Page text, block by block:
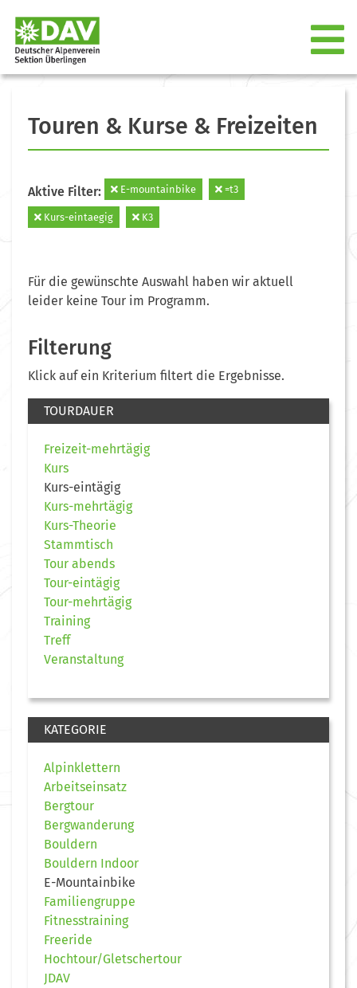
Touren & Kurse & Freizeiten
Aktive Filter: E-mountainbike =t3
Kurs-eintaegig K3
Für die gewünschte Auswahl haben wir aktuell
leider keine Tour im Programm.
Filterung
Klick auf ein Kriterium filtert die Ergebnisse.
TOURDAUER
Freizeit-mehrtägig
Kurs
Kurs-eintägig
Kurs-mehrtägig
Kurs-Theorie
Stammtisch
Tour abends
Tour-eintägig
Tour-mehrtägig
Training
Treff
Veranstaltung
KATEGORIE
Alpinklettern
Arbeitseinsatz
Bergtour
Bergwanderung
Bouldern
Bouldern Indoor
E-Mountainbike
Familiengruppe
Fitnesstraining
Freeride
Hochtour/Gletschertour
JDAV